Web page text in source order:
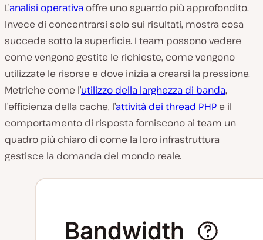
L’analisi operativa offre uno sguardo più approfondito.
Invece di concentrarsi solo sui risultati, mostra cosa
succede sotto la superficie. I team possono vedere
come vengono gestite le richieste, come vengono
utilizzate le risorse e dove inizia a crearsi la pressione.
Metriche come l’utilizzo della larghezza di banda,
l’efficienza della cache, l’attività dei thread PHP e il
comportamento di risposta forniscono ai team un
quadro più chiaro di come la loro infrastruttura
gestisce la domanda del mondo reale.